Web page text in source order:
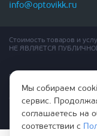
info@optovikk.ru
Стоимость товаров и
НЕ ЯВЛЯЕТСЯ
Правила эксплутации
Политика обработки
Согласие на обработку
Мы собираем
сервис.
соглашаетесь на
соответствии с